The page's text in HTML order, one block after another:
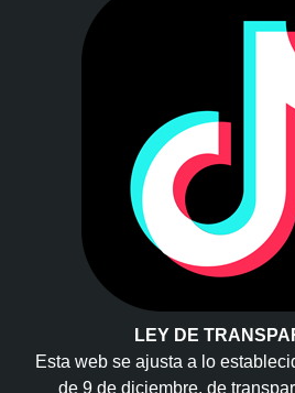
LEY DE
Esta web se ajusta a lo
de 9 de diciembre, de